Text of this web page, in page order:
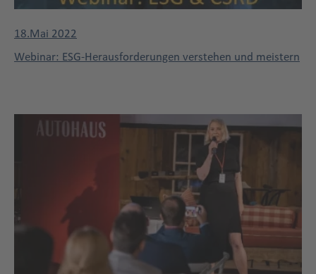
18.Mai 2022
Webinar: ESG-Herausforderungen verstehen und meistern